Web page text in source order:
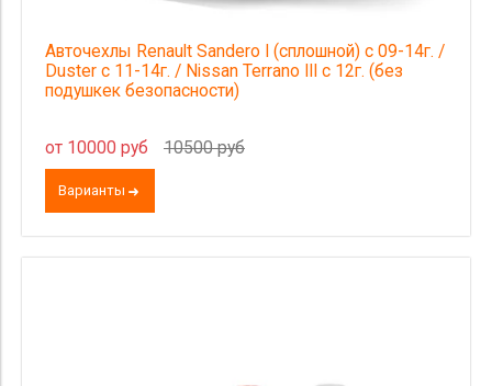
Авточехлы Renault Sandero I (сплошной) с 09-14г. /
Duster с 11-14г. / Nissan Terrano III с 12г. (без
подушкек безопасности)
от 10000 руб 10500 руб
Варианты